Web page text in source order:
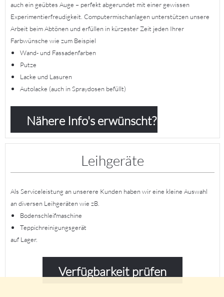
auch ein geübtes Auge – perfekt abgerundet mit einer gewissen
Experimentierfreudigkeit. Computermischanlagen unterstützen unsere
Arbeit beim Abtönen und erfüllen in kürzester Zeit jeden Ihrer
Farbwünsche wie zum Beispiel
Wand- und Fassadenfarben
Putze
Lacke und Lasuren
Autolacke (auch in Spraydosen befüllt)
Nähere Info's erwünscht?
Leihgeräte
Als Serviceleistung an unserere Kunden haben wir eine kleine Auswahl
an diversen Leihgeräten wie zB.
Bodenschleifmaschine
Teppichreinigungsgerät
auf Lager.
Verfügbarkeit prüfen